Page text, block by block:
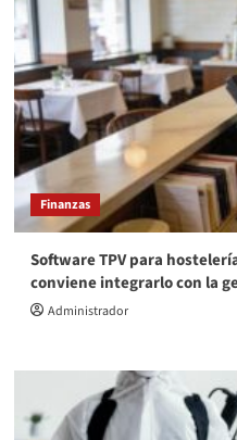
Finanzas
Software TPV para
conviene integrarlo con la
Administrador